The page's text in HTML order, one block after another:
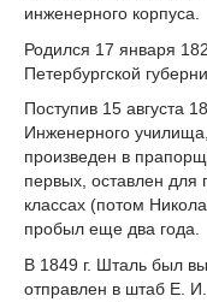
инженерного корпуса.
Родился 17 января
Петербургской
Поступив 15 августа
Инженерного
произведен в
первых, оставлен для
классах (потом
пробыл еще два года.
В 1849 г. Шталь был
отправлен в штаб Е.